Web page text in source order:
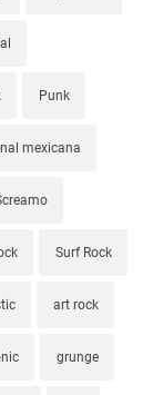
Punk
mexicana
Surf Rock
art rock
grunge